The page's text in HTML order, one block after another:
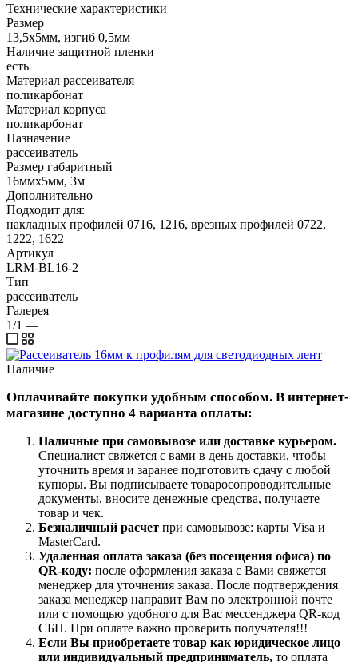
Технические характеристики
Размер
13,5х5мм, изгиб 0,5мм
Наличие защитной пленки
есть
Материал рассеивателя
поликарбонат
Материал корпуса
поликарбонат
Назначение
рассеиватель
Размер габаритный
16ммх5мм, 3м
Дополнительно
Подходит для:
накладных профилей 0716, 1216, врезных профилей 0722,
1222, 1622
Артикул
LRM-BL16-2
Тип
рассеиватель
Галерея
1/1 —
Наличие
Оплачивайте покупки удобным способом. В интернет-
магазине доступно 4 варианта оплаты:
Наличные при самовывозе или доставке курьером.
Специалист свяжется с вами в день доставки, чтобы
уточнить время и заранее подготовить сдачу с любой
купюры. Вы подписываете товаросопроводительные
документы, вносите денежные средства, получаете
товар и чек.
Безналичный расчет при самовывозе: карты Visa и
MasterCard.
Удаленная оплата заказа (без посещения офиса) по
QR-коду: после оформления заказа с Вами свяжется
менеджер для уточнения заказа. После подтверждения
заказа менеджер направит Вам по электронной почте
или с помощью удобного для Вас мессенджера QR-код
СБП. При оплате важно проверить получателя!!!
Если Вы приобретаете товар как юридическое лицо
или индивидуальный предприниматель, то оплата